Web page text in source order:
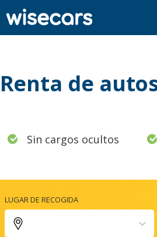
Renta de
Sin cargos ocultos
LUGAR DE RECOGIDA